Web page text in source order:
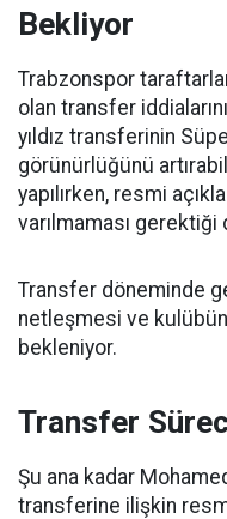
Bekliyor
Trabzonspor
olan transfer
yıldız transferinin
görünürlüğünü
yapılırken, resmi
varılmaması
Transfer döneminde
netleşmesi ve
bekleniyor.
Transfer
Şu ana kadar
transferine ilişkin